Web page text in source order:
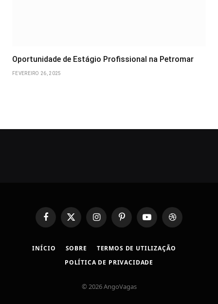
Oportunidade de Estágio Profissional na Petromar
FEVEREIRO 26, 2025
FacebookX
(Twitter)
InstagramPinterestYouTubeDribbble
INÍCIO SOBRE
TERMOS DE UTILIZAÇÃO
POLÍTICA DE PRIVACIDADE
© 2026 AngoVagas